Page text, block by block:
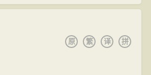
拼
译
繁
原